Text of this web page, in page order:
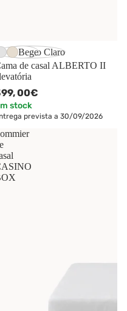
Cinzento Claro
Bege
de casal ALBERTO II
00€
stock
prevista a 30/09/2026